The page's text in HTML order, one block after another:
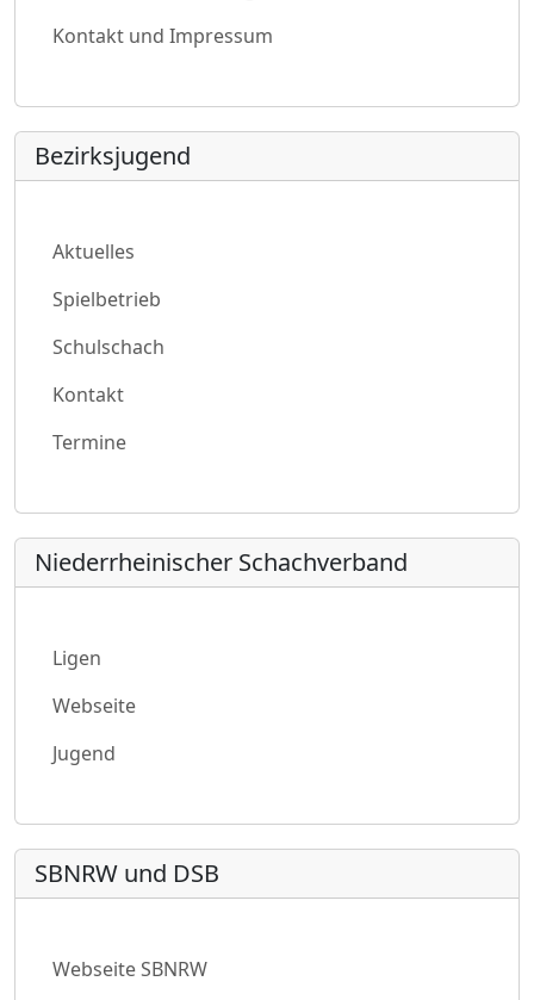
Kontakt und Impressum
Bezirksjugend
Aktuelles
Spielbetrieb
Schulschach
Kontakt
Termine
Niederrheinischer Schachverband
Ligen
Webseite
Jugend
SBNRW und DSB
Webseite SBNRW